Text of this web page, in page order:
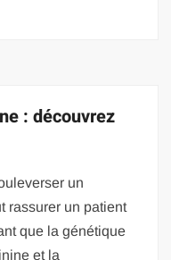
: découvrez
un
rassurer un patient
que la génétique
et la